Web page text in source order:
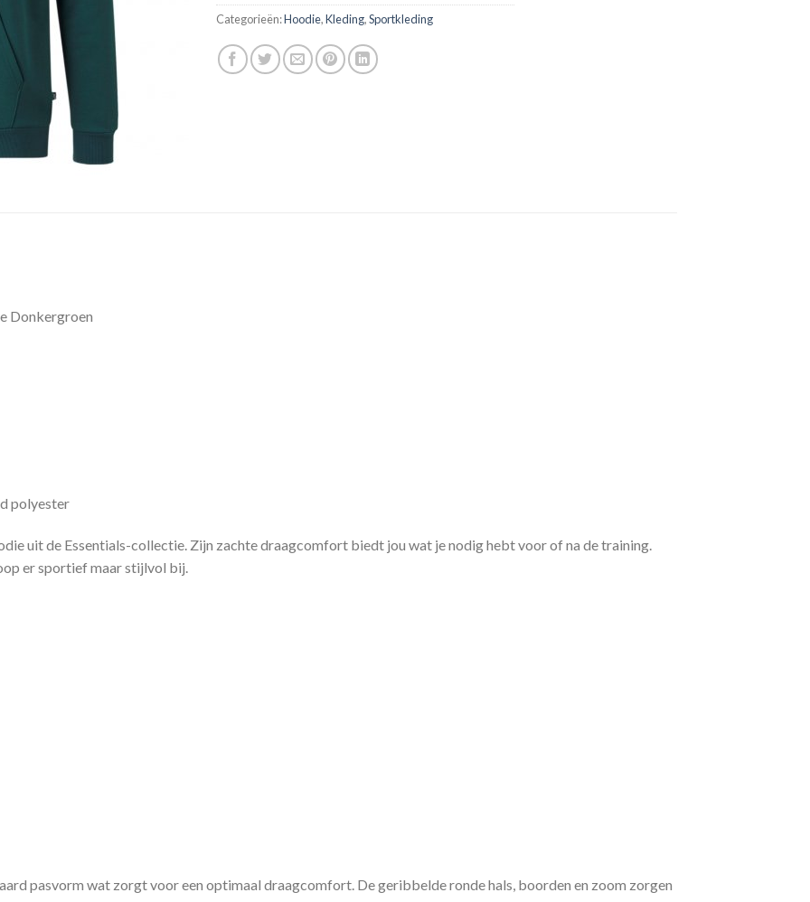
Categorieën:Hoodie,Kleding,Sportkleding
Donkergroen
polyester
uit de Essentials-collectie. Zijn zachte draagcomfort biedt jou wat je nodig hebt voor of na de training.
er sportief maar stijlvol bij.
pasvorm wat zorgt voor een optimaal draagcomfort. De geribbelde ronde hals, boorden en zoom zorgen